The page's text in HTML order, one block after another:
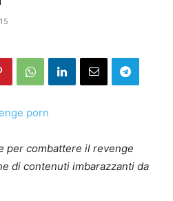
per combattere il revenge
di contenuti imbarazzanti da